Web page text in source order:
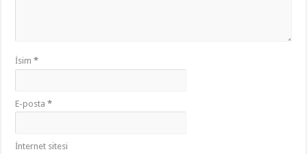
İsim*
E-posta*
İnternet sitesi